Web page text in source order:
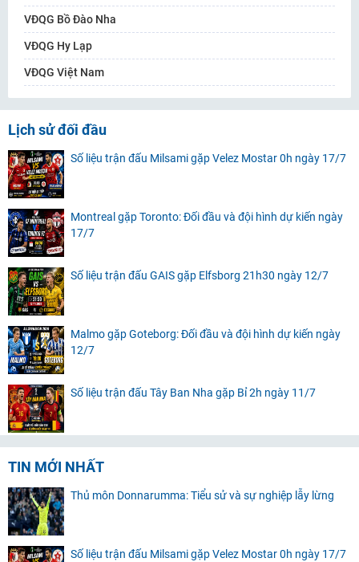
VĐQG Bồ Đào Nha
VĐQG Hy Lạp
VĐQG Việt Nam
Lịch sử đối đầu
Số liệu trận đấu Milsami gặp Velez Mostar 0h ngày 17/7
Montreal gặp Toronto: Đối đầu và đội hình dự kiến ngày
17/7
Số liệu trận đấu GAIS gặp Elfsborg 21h30 ngày 12/7
Malmo gặp Goteborg: Đối đầu và đội hình dự kiến ngày
12/7
Số liệu trận đấu Tây Ban Nha gặp Bỉ 2h ngày 11/7
TIN MỚI NHẤT
Thủ môn Donnarumma: Tiểu sử và sự nghiệp lẫy lừng
Số liệu trận đấu Milsami gặp Velez Mostar 0h ngày 17/7